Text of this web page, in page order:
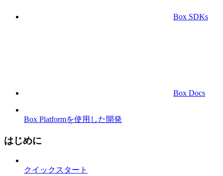
Box SDKs
Box Docs
Box Platformを使用した開発
はじめに
クイックスタート